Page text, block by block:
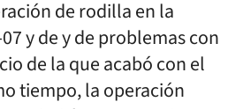
de rodilla en la
y de y de problemas con
de la que acabó con el
tiempo, la operación